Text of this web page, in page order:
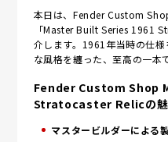
本日は、Fender Custom
「Master Built Series 1961
介します。1961年当時の仕
な風格を纏った、至高の一本
Fender Custom Shop
Stratocaster Relicの魅
マスタービルダーによる